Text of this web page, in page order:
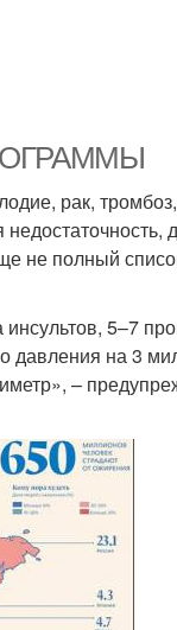
рак,
не полный
5–7
давления на 3
–